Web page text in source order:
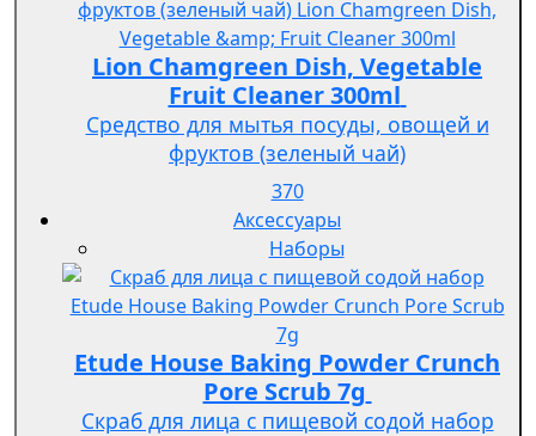
Lion Chamgreen Dish, Vegetable
Fruit Cleaner 300ml
Средство для мытья посуды, овощей и
фруктов (зеленый чай)
370
Аксессуары
Наборы
Etude House Baking Powder Crunch
Pore Scrub 7g
Скраб для лица с пищевой содой набор